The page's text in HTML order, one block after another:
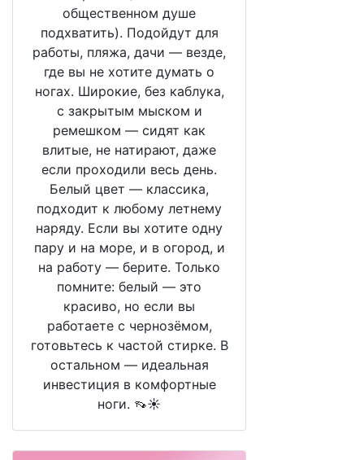
общественном душе
подхватить). Подойдут для
работы, пляжа, дачи — везде,
где вы не хотите думать о
ногах. Широкие, без каблука,
с закрытым мыском и
ремешком — сидят как
влитые, не натирают, даже
если проходили весь день.
Белый цвет — классика,
подходит к любому летнему
наряду. Если вы хотите одну
пару и на море, и в огород, и
на работу — берите. Только
помните: белый — это
красиво, но если вы
работаете с чернозёмом,
готовьтесь к частой стирке. В
остальном — идеальная
инвестиция в комфортные
ноги. 👡☀️